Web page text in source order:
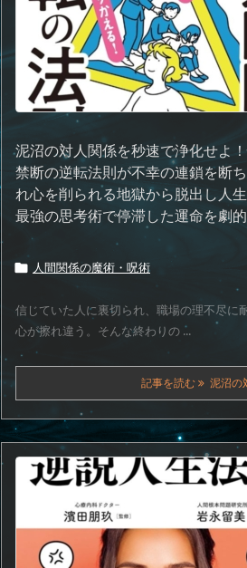
泥沼の対人関係を秒速で浄化せよ
禁断の逆転法則が不幸の連鎖を断
れ心を削られる地獄から脱出し人
最強の思考術で停滞した運命を劇
 人間関係の魔術・呪術
信じていた人に裏切られ、職場の理不尽に
心が擦れ違う。そんな終わりの ...
記事を読む 泥沼の